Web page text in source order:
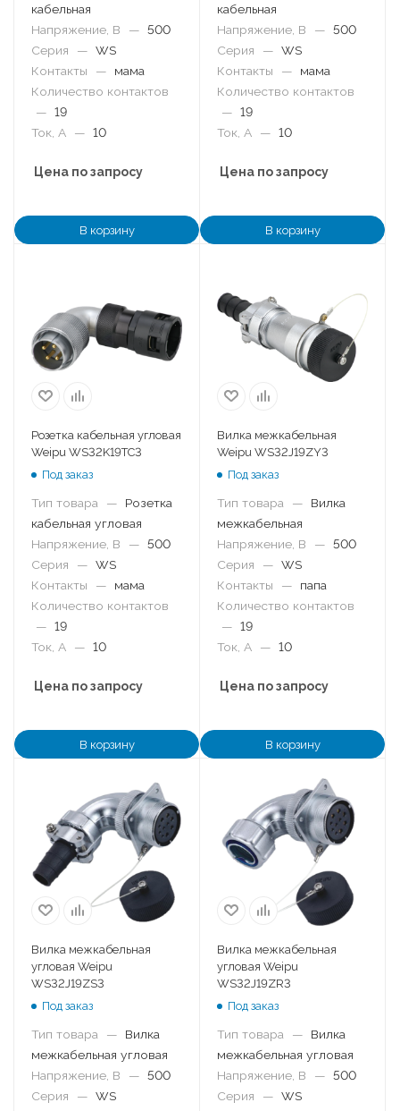
кабельная
Напряжение, В
— 500
Серия
— WS
Контакты
—
мама
Количество контактов
— 19
Ток, А
— 10
Цена по запросу
В корзину
кабельная
Напряжение, В
— 500
Серия
— WS
Контакты
—
мама
Количество контактов
— 19
Ток, А
— 10
Цена по запросу
В корзину
Розетка кабельная угловая
Weipu WS32K19TC3
Под заказ
Тип товара —
Розетка
кабельная угловая
Напряжение, В
— 500
Серия
— WS
Контакты
—
мама
Количество контактов
— 19
Ток, А
— 10
Цена по запросу
В корзину
Вилка межкабельная
Weipu WS32J19ZY3
Под заказ
Тип товара —
Вилка
межкабельная
Напряжение, В
— 500
Серия
— WS
Контакты
—
папа
Количество контактов
— 19
Ток, А
— 10
Цена по запросу
В корзину
Вилка межкабельная
угловая Weipu
WS32J19ZS3
Под заказ
Тип товара —
Вилка
межкабельная угловая
Напряжение, В
— 500
Серия
— WS
Вилка межкабельная
угловая Weipu
WS32J19ZR3
Под заказ
Тип товара —
Вилка
межкабельная угловая
Напряжение, В
— 500
Серия
— WS